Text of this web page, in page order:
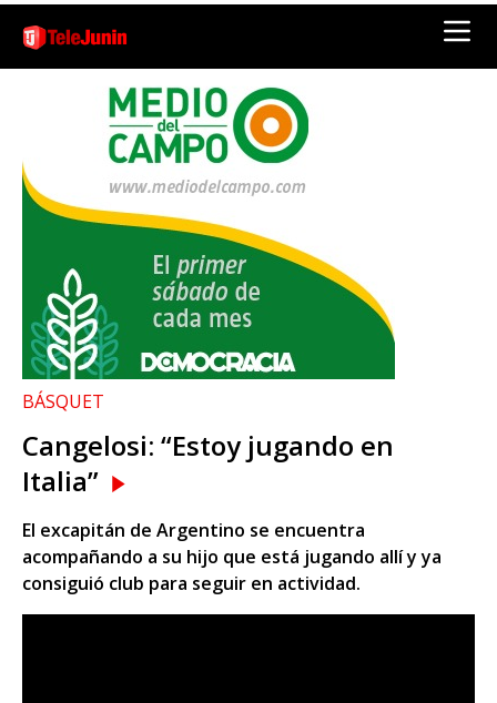
BÁSQUET
Cangelosi: “Estoy jugando en
Italia”
El excapitán de Argentino se encuentra
acompañando a su hijo que está jugando allí y ya
consiguió club para seguir en actividad.